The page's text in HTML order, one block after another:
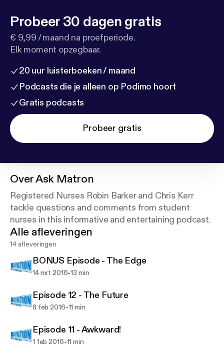
Probeer 30 dagen gratis
€ 9,99 / maand na proefperiode.
Elk moment opzegbaar.
20 uur luisterboeken / maand
Podcasts die je alleen op Podimo hoort
Gratis podcasts
Probeer gratis
OverAsk Matron
Registered Nurses Robin Barker and Chris Kerr
tackle questions and comments from student
nurses in this informative and entertaining podcast.
Alle afleveringen
14 afleveringen
BONUS Episode - The Edge
14 mrt 2016-13 min
Episode 12 - The Future
8 feb 2016-11 min
Episode 11 - Awkward!
1 feb 2016-11 min